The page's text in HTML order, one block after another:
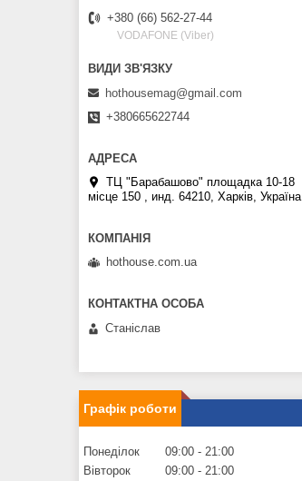
+380 (66) 562-27-44
VODAFONE (Viber)
hothousemag@gmail.com
+380665622744
ТЦ "Барабашово" площадка 10-18
місце 150 , инд. 64210, Харків, Україна
hothouse.com.ua
Станіслав
Графік роботи
Понеділок 09:00
21:00
Вівторок
09:00
21:00